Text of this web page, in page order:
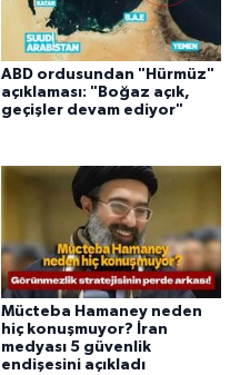
ABD ordusundan "Hürmüz"
açıklaması: "Boğaz açık,
geçişler devam ediyor"
Mücteba Hamaney neden
hiç konuşmuyor? İran
medyası 5 güvenlik
endişesini açıkladı